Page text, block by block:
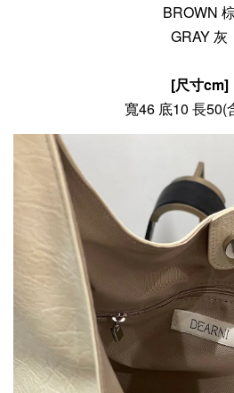
BROWN
GRAY 灰
[尺寸cm]
寬46 底10 長50(